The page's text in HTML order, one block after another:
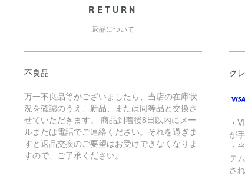
RETURN
返品について
不良品
万一不良品等がございましたら、当店の在庫状
況を確認のうえ、新品、または同等品と交換さ
せていただきます。 商品到着後8日以内にメー
ルまたは電話でご連絡ください。それを過ぎま
すと返品交換のご要望はお受けできなくなりま
すので、ご了承ください。
ク
・
が
・
テ
さ